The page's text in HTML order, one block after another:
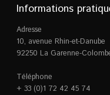
Informations
Adresse
10, avenue Rhin-et-Danube
92250 La Garenne-
Téléphone
+ 33 (0)1 72 42 45 74